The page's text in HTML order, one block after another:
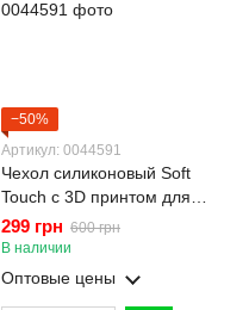
−50%
Артикул: 0044591
Чехол силиконовый Soft
Touch с 3D принтом для
Xiaomi Redmi A2 бордовый
(Полная защита камеры)
299 грн 600 грн
В наличии
Оптовые цены